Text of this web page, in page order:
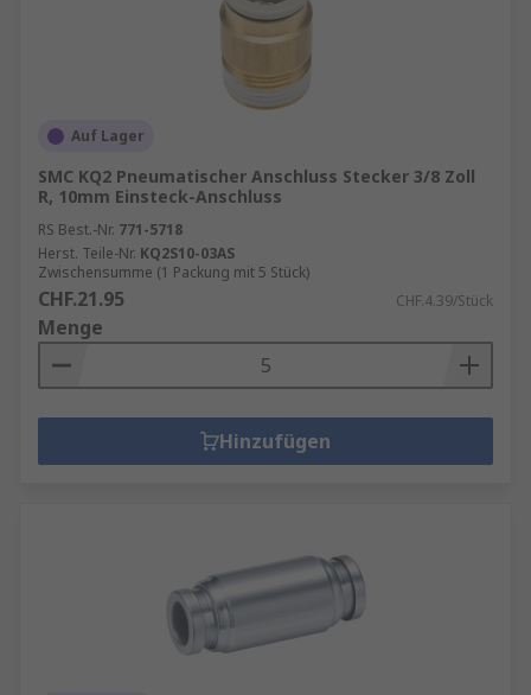
Auf Lager
SMC KQ2 Pneumatischer Anschluss Stecker 3/8 Zoll
R, 10mm Einsteck-Anschluss
RS Best.-Nr. 771-5718
Herst. Teile-Nr. KQ2S10-03AS
Zwischensumme (1 Packung mit 5 Stück)
CHF.21.95 CHF.4.39/Stück
Menge
Hinzufügen